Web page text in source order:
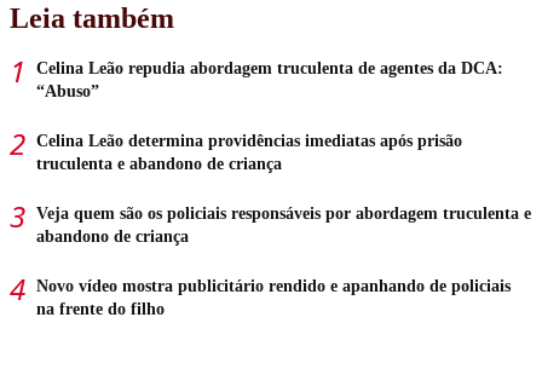
Leia também
Celina Leão repudia abordagem truculenta de agentes da DCA:
“Abuso”
Celina Leão determina providências imediatas após prisão
truculenta e abandono de criança
Veja quem são os policiais responsáveis por abordagem truculenta e
abandono de criança
Novo vídeo mostra publicitário rendido e apanhando de policiais
na frente do filho